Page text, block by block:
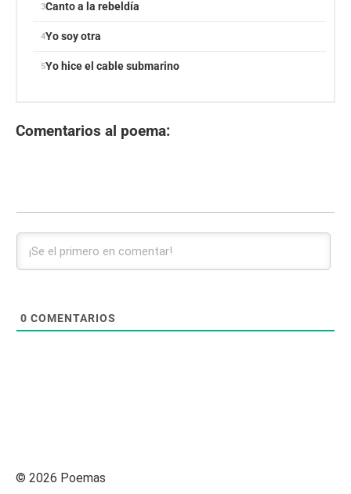
Canto a la rebeldía
Yo soy otra
Yo hice el cable submarino
Comentarios al poema:
0 COMENTARIOS
© 2026 Poemas